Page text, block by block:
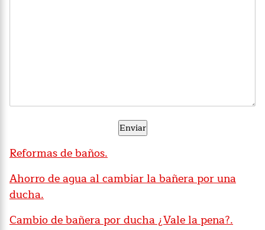
Reformas de baños.
Ahorro de agua al cambiar la bañera por una
ducha.
Cambio de bañera por ducha ¿Vale la pena?.